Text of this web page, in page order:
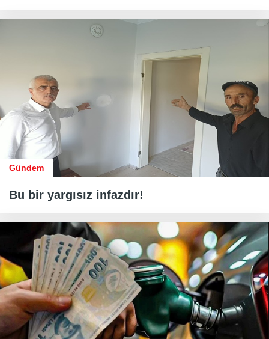
Gündem
Bu bir yargısız infazdır!